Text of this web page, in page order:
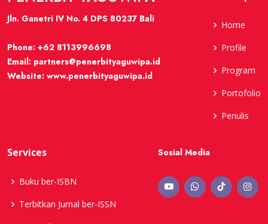
Jln. Ganetri IV No. 4 DPS 80237 Bali
Phone: +62 8113996698
Email: partners@penerbityaguwipa.id
Website: www.penerbityaguwipa.id
Home
Profile
Program
Portofolio
Penulis
Services
Buku ber-ISBN
Terbitkan Jurnal ber-ISSN
Sosial Media